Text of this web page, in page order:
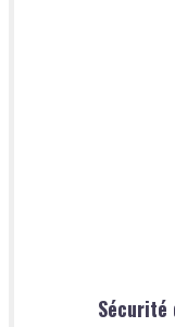
Sécurité